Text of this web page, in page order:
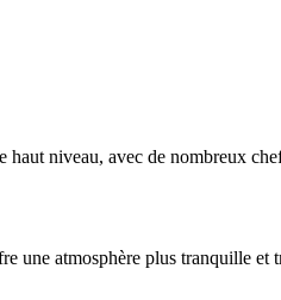
niveau, avec de nombreux
une atmosphère plus tranquille